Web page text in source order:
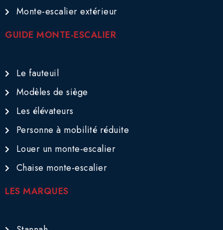
Monte-escalier extérieur
GUIDE MONTE-ESCALIER
Le fauteuil
Modèles de siège
Les élévateurs
Personne à mobilité réduite
Louer un monte-escalier
Chaise monte-escalier
LES MARQUES